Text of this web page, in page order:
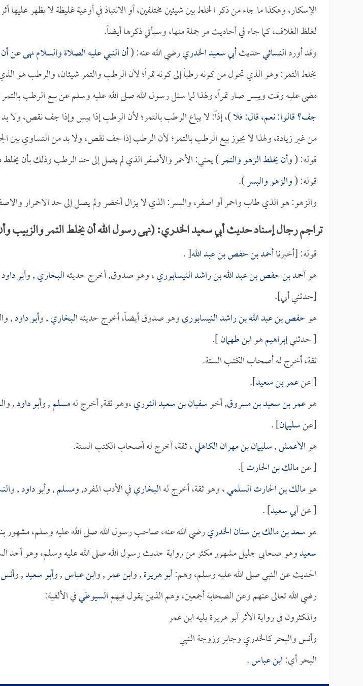
الإسكار، وهكذا ما جاء من ذكر الخلط بين شيئين مختلفين، أو الانتباذ في أوعية غليظة لا يظهر عليها
لغلظ الغلاف، كما جاء في أحاديث مر جملة منها، وسيأتي ذكرها أيضاً.
وقد أوردالنسائيحديثأبي سعيد الخدريرضي الله عنه: (أن النبي عليه الصلاة والسلام نهى عن
يخلط التمر: وهو الذي تحول من كونه رطباً إلى كونه تمراً؛ لأن الرطب والتمر شيئان، والرطب هو
مضى عليه وقت ويبس صار تمراً، ولهذا لما سئل رسول الله صلى الله عليه وسلم عن بيع الرطب
جف؟ قالوا: نعم، قال: فلا)، إذاً: لا يباع الرطب بالتمر؛ لأن الرطب إذا يبس وإذا جف نقص، ولا
من غير زيادة، ولهذا لا يجوز بيع الرطب بالتمر؛ لأن الرطب إذا جف نقص، ولا بد من التساوي بين
قوله: (وأن يخلط الزهو والتمر) يعني: الأحمر والأصفر الذي لم يصل إلى حد الرطب وذلك بأن يخلط
قوله: (والزهو والبسر).
والزهو: هو الذي طاب واحمر أو اصفر، والبسر: الذي لا يزال أخضر ولم يصل إلى حد الاحمرار
تراجم رجال إسناد حديث أبي سعيد الخدري: (نهى رسول الله أن يخلط التمر والزبيب
قوله: [أخبرناأحمد بن حفص بن عبد الله[ .
هوأحمد بن حفص بن عبد الله بن راشد النيسابوري، وهو صدوق, أخرج حديثهالبخاري, وأبو داود
[حدثني أبي].
هوحفص بن عبد الله بن راشد النيسابوريوهو صدوق أيضاً، أخرج حديثهالبخاري, وأبو داود, و
[ حدثنيإبراهيمهوابن طهمان].
ثقة، أخرج له أصحاب الكتب الستة.
[ عنعمر بن سعيد].
هوعمر بن سعيد بن مسروق, أخوسفيان بن سعيد الثوري،وهو ثقة, أخرج لهمسلم, وأبو داود, و
[عنسليمان] .
هوالأعمش,سليمان بن مهران الكاهلي، ثقة، أخرج له أصحاب الكتب الستة.
[ عنمالك بن الحارث].
هومالك بن الحارث السلمي، وهو ثقة، أخرج لهالبخاريفي الأدب المفرد, ومسلم, وأبو داود, و
[ عنأبي سعيد] .
هوسعد بن مالك بن سنان الخدريرضي الله عنه، صاحب رسول الله صلى الله عليه وسلم، مشهور
سعيدوهو صحابي جليل مشهور مكثر من رواية حديث رسول الله صلى الله عليه وسلم، وهو أحد
الحديث عن النبي صلى الله عليه وسلم، وهم:أبو هريرة, وابن عمر, وابن عباس, وأبو سعيد, وأنس
رضي الله تعالى عنهم وعن الصحابة أجمعين، وهم الذين يقول فيهمالسيوطيفي الألفية:
والمكثرون في رواية الأثر أبو هريرة يليه ابن عمر
وأنس والبحر كالخدريِ وجابر وزوجة النبي
البحر أي:ابن عباس.